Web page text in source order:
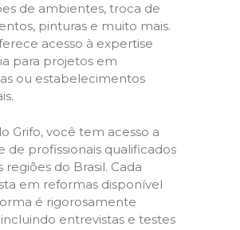
de ambientes, troca de
pinturas e muito mais.
acesso à expertise
para projetos em
ou estabelecimentos
Grifo, você tem acesso a
de profissionais qualificados
regiões do Brasil. Cada
em reformas disponível
é rigorosamente
incluindo entrevistas e testes